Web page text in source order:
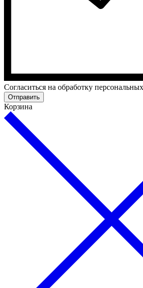
Cогласиться на обработку
Отправить
Корзина